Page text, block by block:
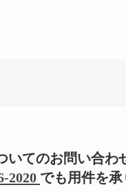
いてのお問い合わ
2020 でも用件を承